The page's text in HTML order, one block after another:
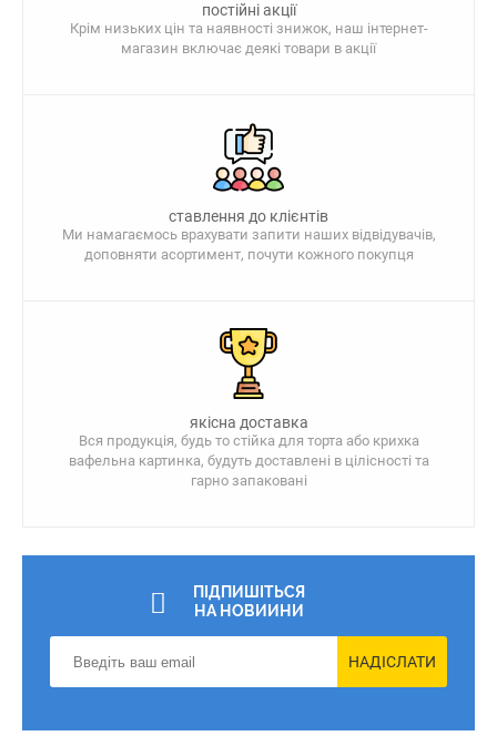
постійні акції
Крім низьких цін та наявності знижок, наш інтернет-
магазин включає деякі товари в акції
ставлення до клієнтів
Ми намагаємось врахувати запити наших відвідувачів,
доповняти асортимент, почути кожного покупця
якісна доставка
Вся продукція, будь то стійка для торта або крихка
вафельна картинка, будуть доставлені в цілісності та
гарно запаковані
ПІДПИШІТЬСЯ
НА НОВИИНИ
НАДІСЛАТИ